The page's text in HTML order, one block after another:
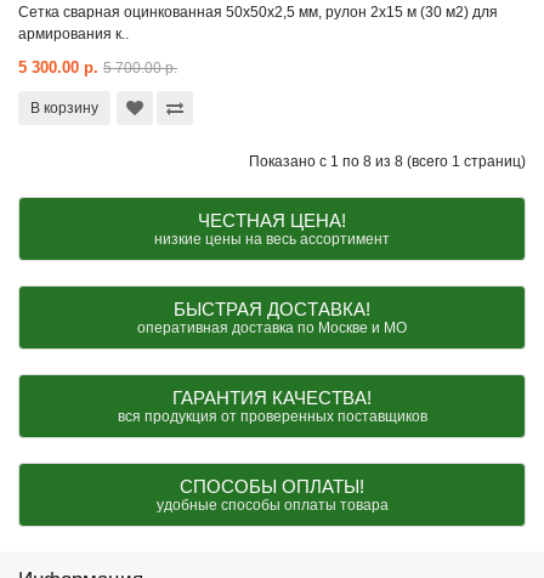
Сетка сварная оцинкованная 50х50х2,5 мм, рулон 2х15 м (30 м2) для
армирования к..
5 300.00 р. 5 700.00 р.
В корзину
Показано с 1 по 8 из 8 (всего 1 страниц)
ЧЕСТНАЯ ЦЕНА!
низкие цены на весь ассортимент
БЫСТРАЯ ДОСТАВКА!
оперативная доставка по Москве и МО
ГАРАНТИЯ КАЧЕСТВА!
вся продукция от проверенных поставщиков
СПОСОБЫ ОПЛАТЫ!
удобные способы оплаты товара